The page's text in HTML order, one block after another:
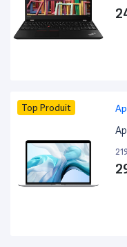
Top Produit